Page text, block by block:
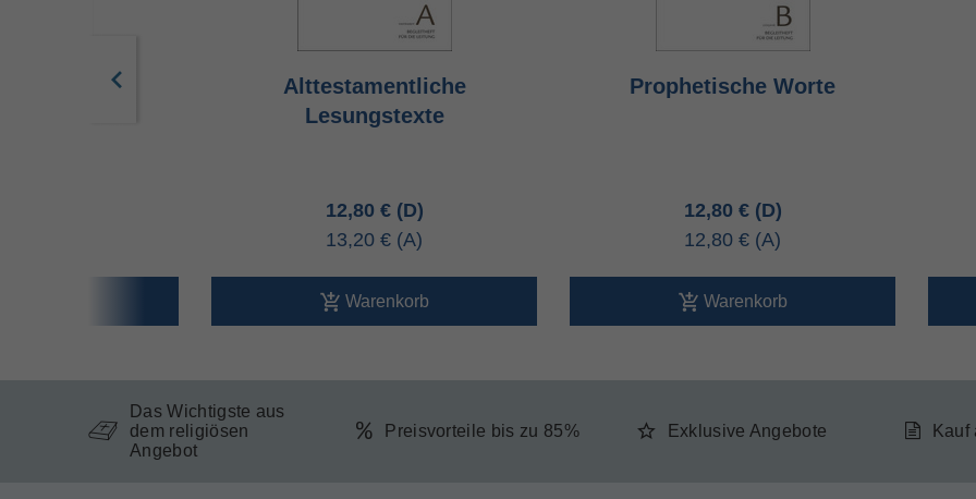
Worte
Alttestamentliche
Lesungstexte
12,80 €
13,20 €
Warenkorb
Prophetische Worte
12,80 €
12,80 €
Warenkorb
Das Wichtigste aus
dem religiösen
Angebot
Preisvorteile bis zu 85% Exklusive Angebote Kauf